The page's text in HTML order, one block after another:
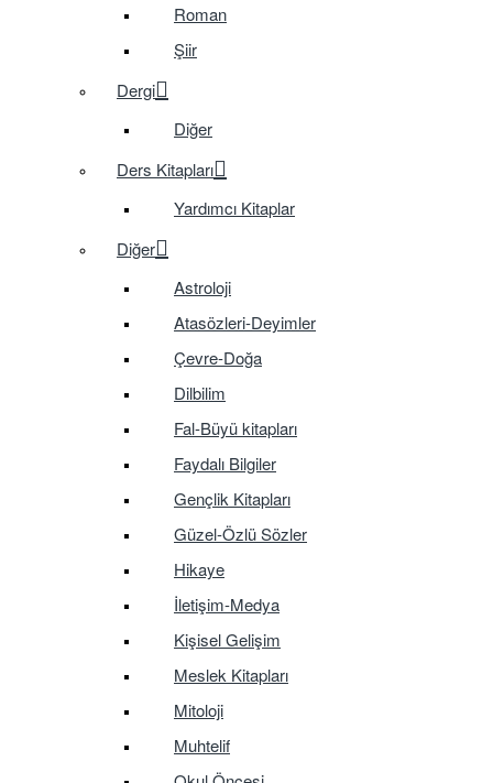
Roman
Şiir
Dergi
Diğer
Ders Kitapları
Yardımcı Kitaplar
Diğer
Astroloji
Atasözleri-Deyimler
Çevre-Doğa
Dilbilim
Fal-Büyü kitapları
Faydalı Bilgiler
Gençlik Kitapları
Güzel-Özlü Sözler
Hikaye
İletişim-Medya
Kişisel Gelişim
Meslek Kitapları
Mitoloji
Muhtelif